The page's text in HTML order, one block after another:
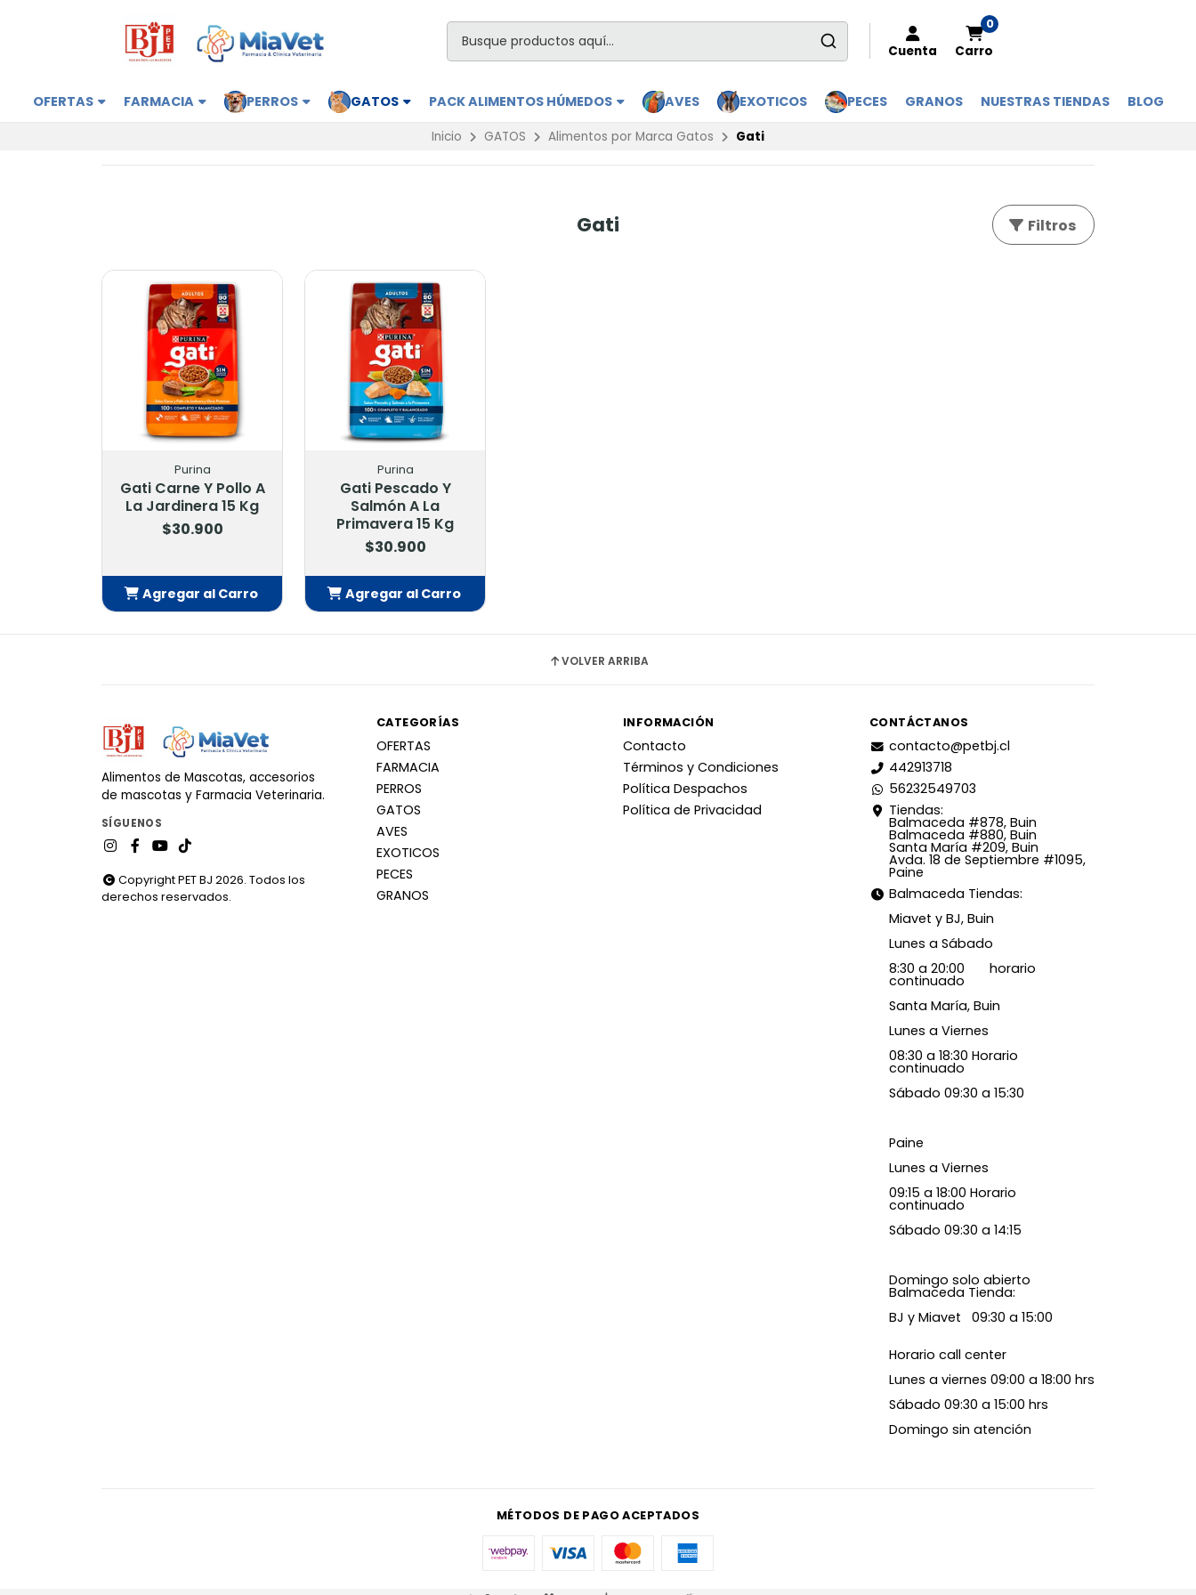
Cuenta
0
Carro
OFERTAS FARMACIA PERROS GATOS PACK ALIMENTOS HÚMEDOS AVES EXOTICOS PECES GRANOS NUESTRAS TIENDAS BLOG
Inicio GATOS Alimentos por Marca Gatos Gati
Gati Filtros
Purina
Gati Carne Y Pollo A
La Jardinera 15 Kg
$30.900
Agregar al Carro
Purina
Gati Pescado Y
Salmón A La
Primavera 15 Kg
$30.900
Agregar al Carro
VOLVER ARRIBA
Alimentos de Mascotas, accesorios
de mascotas y Farmacia Veterinaria.
SÍGUENOS
Copyright PET BJ 2026. Todos los
derechos reservados.
CATEGORÍAS
OFERTAS
FARMACIA
PERROS
GATOS
AVES
EXOTICOS
PECES
GRANOS
INFORMACIÓN
Contacto
Términos y Condiciones
Política Despachos
Política de Privacidad
CONTÁCTANOS
contacto@petbj.cl
442913718
56232549703
Tiendas:
Balmaceda #878, Buin
Balmaceda #880, Buin
Santa María #209, Buin
Avda. 18 de Septiembre #1095,
Paine
Balmaceda Tiendas:
Miavet y BJ, Buin
Lunes a Sábado
8:30 a 20:00 horario
continuado
Santa María, Buin
Lunes a Viernes
08:30 a 18:30 Horario
continuado
Sábado 09:30 a 15:30
Paine
Lunes a Viernes
09:15 a 18:00 Horario
continuado
Sábado 09:30 a 14:15
Domingo solo abierto
Balmaceda Tienda:
BJ y Miavet 09:30 a 15:00
Horario call center
Lunes a viernes 09:00 a 18:00 hrs
Sábado 09:30 a 15:00 hrs
Domingo sin atención
MÉTODOS DE PAGO ACEPTADOS